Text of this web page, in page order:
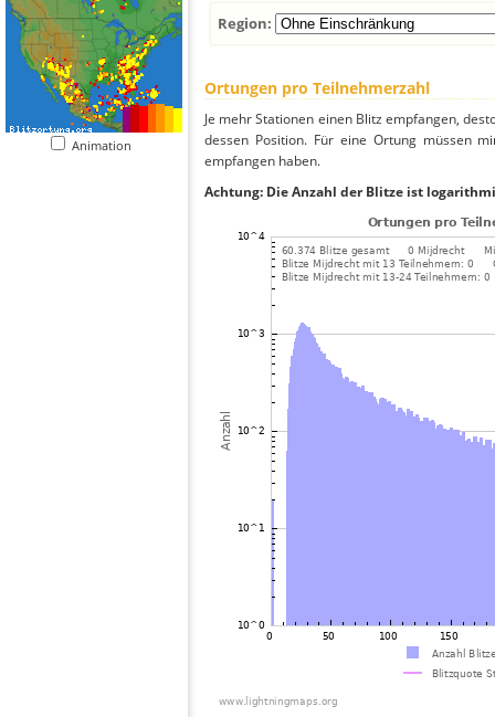
Animation
Region:
Ortungen pro Teilnehmerzahl
Je mehr Stationen einen Blitz empfangen,
dessen Position. Für eine Ortung müssen
empfangen haben.
Achtung: Die Anzahl der Blitze ist